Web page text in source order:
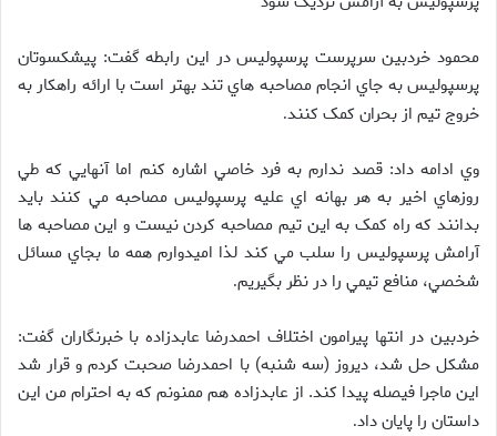
محمود خردبين سرپرست پرسپوليس در اين رابطه گفت: پيشکسوتان
پرسپوليس به جاي انجام مصاحبه هاي تند بهتر است با ارائه راهکار به
خروج تيم از بحران کمک کنند.
وي ادامه داد: قصد ندارم به فرد خاصي اشاره کنم اما آنهايي که طي
روزهاي اخير به هر بهانه اي عليه پرسپوليس مصاحبه مي کنند بايد
بدانند که راه کمک به اين تيم مصاحبه کردن نيست و اين مصاحبه ها
آرامش پرسپوليس را سلب مي کند لذا اميدوارم همه ما بجاي مسائل
شخصي، منافع تيمي را در نظر بگيريم.
خردبين در انتها پيرامون اختلاف احمدرضا عابدزاده با خبرنگاران گفت:
مشکل حل شد، ديروز (سه شنبه) با احمدرضا صحبت کردم و قرار شد
اين ماجرا فيصله پيدا کند. از عابدزاده هم ممنونم که به احترام من اين
داستان را پايان داد.